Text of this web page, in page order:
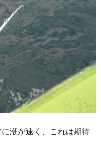
潮が速く、これは期待